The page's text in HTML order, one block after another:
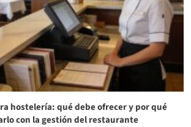
hostelería: qué debe ofrecer y por qué
con la gestión del restaurante